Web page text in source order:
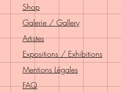
Shop
Galerie / Gallery
Artistes
Expositions / Exhibitions
Mentions Légales
FAQ